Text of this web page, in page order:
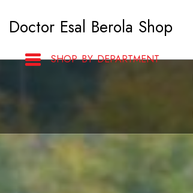
Doctor Esal Berola Shop
SHOP BY DEPARTMENT